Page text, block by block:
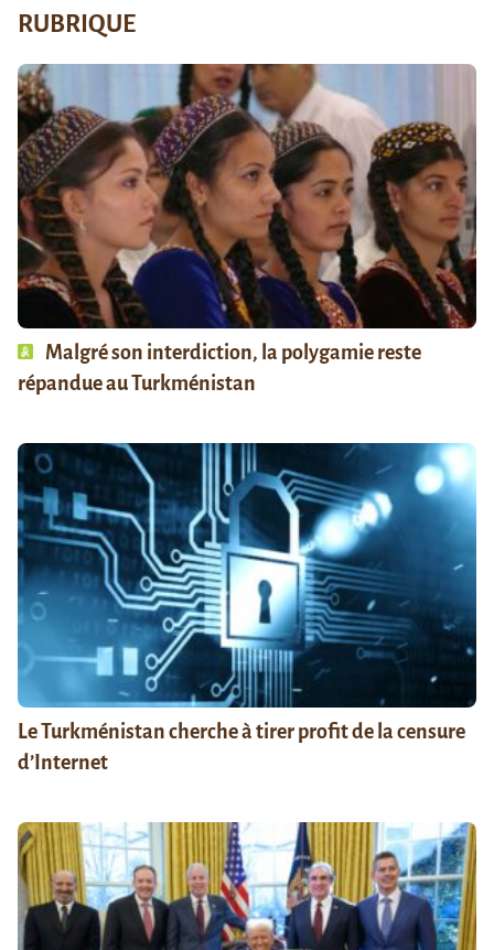
RUBRIQUE
Malgré son interdiction, la polygamie reste
répandue au Turkménistan
Le Turkménistan cherche à tirer profit de la censure
d’Internet